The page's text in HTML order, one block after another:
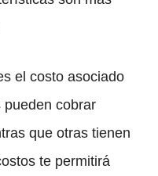
el costo asociado
pueden cobrar
que otras tienen
te permitirá